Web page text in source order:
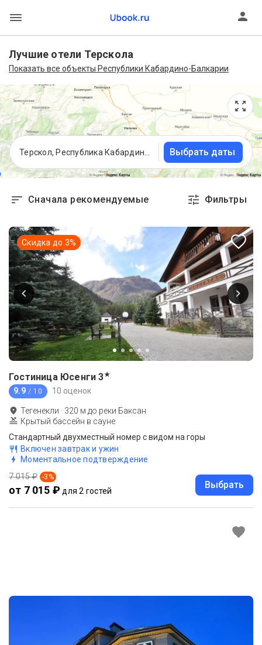
Лучшие отели Терскола
Показать все объекты Республики Кабардино-Балкарии
Выбрать даты
Сначала рекомендуемые Фильтры
Скидка до 3%
Гостиница Юсенги 3★
9.9 / 10 10 оценок
Тегенекли · 320 м до реки Баксан
Крытый бассейн в сауне
Стандартный двухместный номер с видом на горы
Включен завтрак и ужин
Моментальное подтверждение
7 015 ₽ -3 %
от 7 015 ₽ для 2 гостей
Выбрать